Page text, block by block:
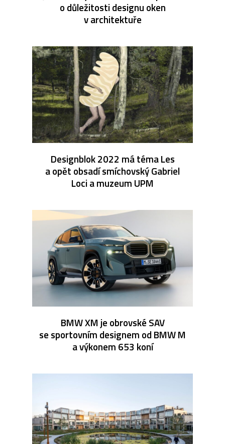
o důležitosti designu oken
v architektuře
Designblok 2022 má téma Les
a opět obsadí smíchovský Gabriel
Loci a muzeum UPM
BMW XM je obrovské SAV
se sportovním designem od BMW M
a výkonem 653 koní